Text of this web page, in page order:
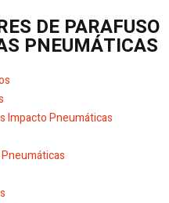
DE PARAFUSO
PNEUMÁTICAS
Impacto Pneumáticas